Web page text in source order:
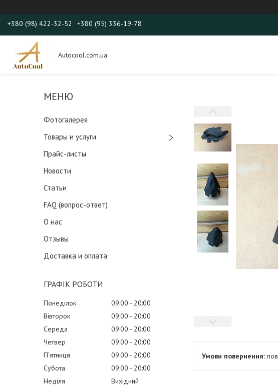
+380 (98) 422-32-52 +380 (95) 336-19-78
Autocool.com.ua
Фотогалерея
Товары и услуги
Прайс-листы
Новости
Статьи
FAQ (вопрос-ответ)
О нас
Отзывы
Доставка и оплата
ГРАФІК РОБОТИ
Понеділок 09:00
20:00
Вівторок
09:00
20:00
Середа
09:00
20:00
Четвер
09:00
20:00
Пʼятниця
09:00
20:00
Субота
09:00
20:00
Неділя
Вихідний